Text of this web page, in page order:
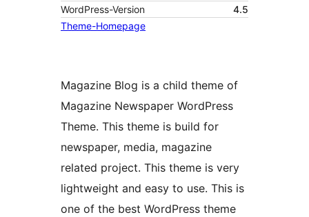
WordPress-Version
4.5
Theme-Homepage
Magazine Blog is a child theme of
Magazine Newspaper WordPress
Theme. This theme is build for
newspaper, media, magazine
related project. This theme is very
lightweight and easy to use. This is
one of the best WordPress theme